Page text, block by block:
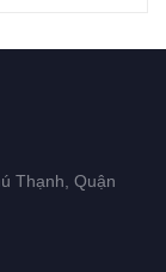
Thạnh, Quận